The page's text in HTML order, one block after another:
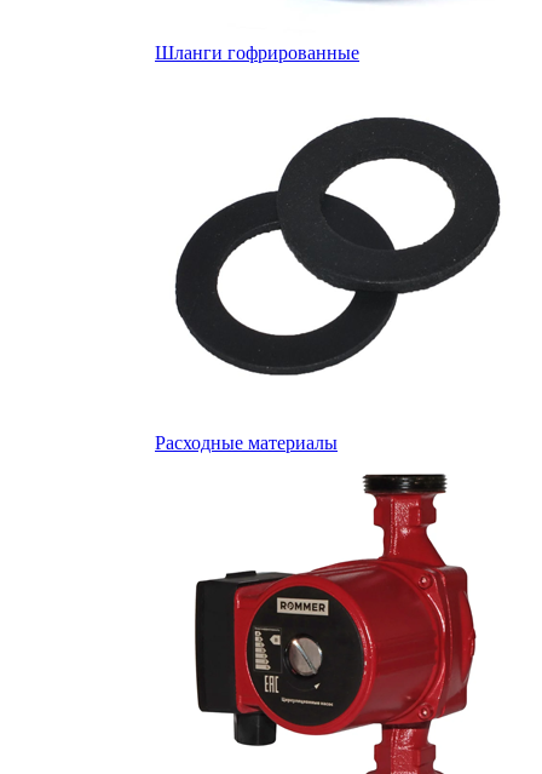
Шланги гофрированные
Расходные материалы